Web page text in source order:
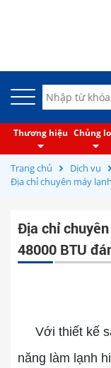
Thương hiệu Chủng
Trang chủ
Dịch vụ
Địa chỉ chuyên máy
Địa chỉ
48000 BTU
Với thiết kế
năng làm lạnh